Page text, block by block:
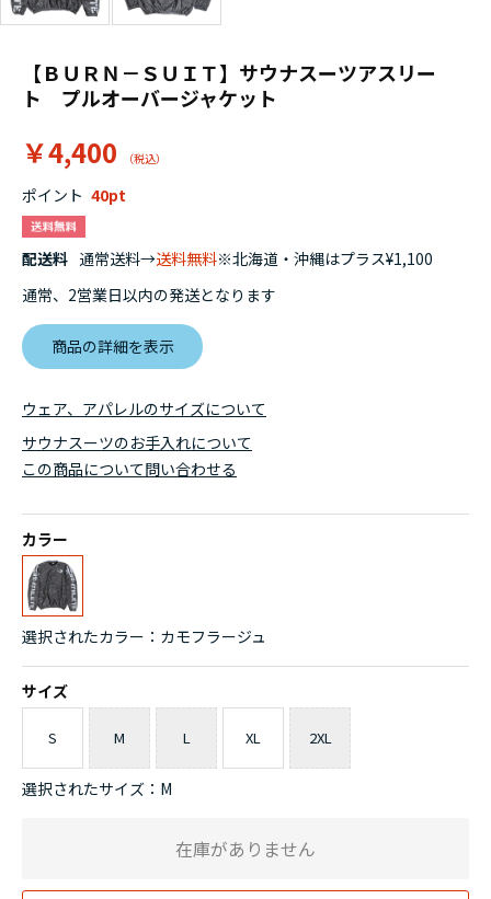
【ＢＵＲＮ－ＳＵＩＴ】サウナスーツアスリー
ト プルオーバージャケット
￥4,400
ポイント 40
配送料 通常送料→送料無料※北海道・沖縄はプラス¥1,100
通常、2営業日以内の発送となります
商品の詳細を表示
ウェア、アパレルのサイズについて
サウナスーツのお手入れについて
カラー
選択されたカラー：カモフラージュ
サイズ
S M L XL 2XL
選択されたサイズ：M
在庫がありません
この商品について問い合わせる